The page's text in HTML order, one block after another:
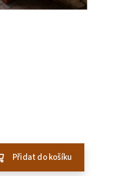
Přidat do košíku